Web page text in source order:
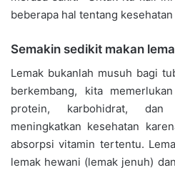
beberapa hal tentang
Semakin sedikit makan
Lemak bukanlah musuh bagi
berkembang, kita
protein, karbohidrat,
meningkatkan kesehatan
absorpsi vitamin tertentu.
lemak hewani (lemak jenuh)